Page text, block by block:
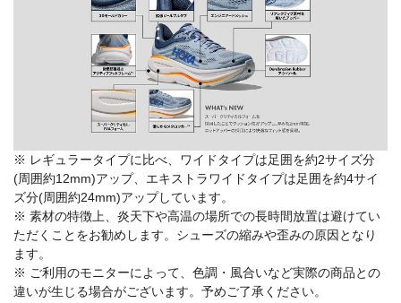
※ レギュラータイプに比べ、ワイドタイプは足囲を約2サイズ分
(周囲約12mm)アップ、エキストラワイドタイプは足囲を約4サイ
ズ分(周囲約24mm)アップしています。
※ 素材の特徴上、炎天下や高温の場所での長時間放置は避けてい
ただくことをお勧めします。シューズの縮みや歪みの原因となり
ます。
※ ご利用のモニターによって、色調・風合いなど実際の商品との
違いが生じる場合がございます。予めご了承ください。